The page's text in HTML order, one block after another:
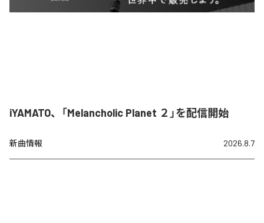
iYAMATO、「Melancholic Planet ２」を配信開始
新曲情報 2026.8.7